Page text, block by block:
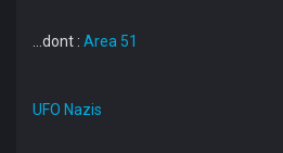
...dont : Area 51
UFO Nazis